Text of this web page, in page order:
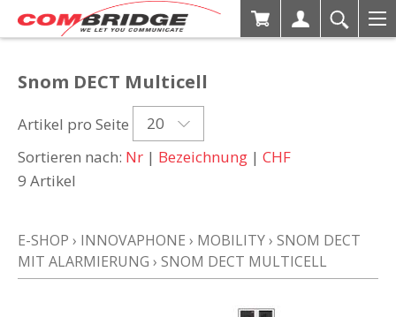
Snom DECT Multicell
Artikel pro Seite
20
Sortieren nach: Nr | Bezeichnung | CHF
9 Artikel
E-SHOP › INNOVAPHONE › MOBILITY› SNOM DECT
MIT ALARMIERUNG › SNOM DECT MULTICELL